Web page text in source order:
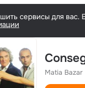
сервисы для
Matia Bazar